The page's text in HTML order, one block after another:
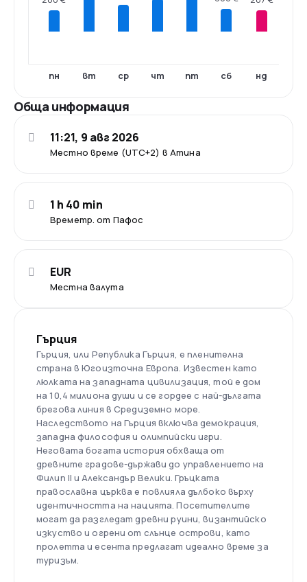
пн вт ср чт пт сб нд
Обща информация
Местно време (UTC+2) в Атина
11:21, 9 авг 2026
Времетр. от Пафос
1 h 40 min
Местна валута
EUR
Гърция
Гърция, или Република Гърция, е пленителна
страна в Югоизточна Европа. Известен като
люлката на западната цивилизация, той е дом
на 10,4 милиона души и се гордее с най-дългата
брегова линия в Средиземно море.
Наследството на Гърция включва демокрация,
западна философия и олимпийски игри.
Неговата богата история обхваща от
древните градове-държави до управлението на
Филип II и Александър Велики. Гръцката
православна църква е повлияла дълбоко върху
идентичността на нацията. Посетителите
могат да разгледат древни руини, византийско
изкуство и огрени от слънце острови, като
пролетта и есента предлагат идеално време за
туризъм.